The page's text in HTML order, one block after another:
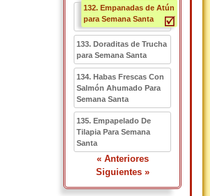
es fresco.
132. Empanadas de Atún
para Semana Santa
133. Doraditas de Trucha
para Semana Santa
134. Habas Frescas Con
Salmón Ahumado Para
Semana Santa
135. Empapelado De
Tilapia Para Semana
Santa
« Anteriores
Siguientes »